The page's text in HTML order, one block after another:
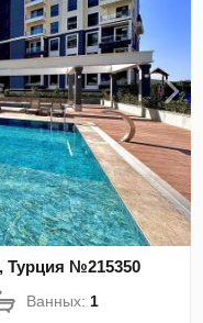
Турция №215350
Ванных: 1